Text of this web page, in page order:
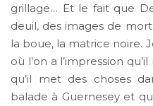
grillage… Et le fait que
deuil, des images de
la boue, la matrice noire.
où l’on a l’impression
qu’il met des choses
balade à Guernesey et